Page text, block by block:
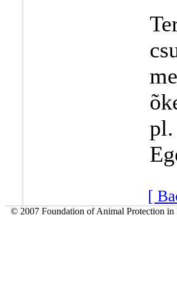
[
© 2007 Foundation of Animal Protection in